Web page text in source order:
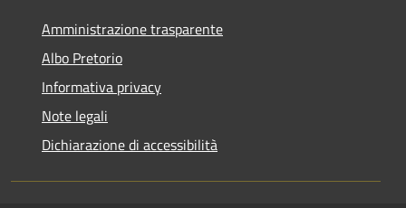
Amministrazione trasparente
Albo Pretorio
Informativa privacy
Note legali
Dichiarazione di accessibilità